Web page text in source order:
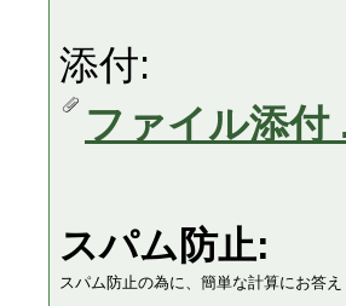
添付:
ファイル添付
スパム防止:
スパム防止の為に、簡単な計算にお答え